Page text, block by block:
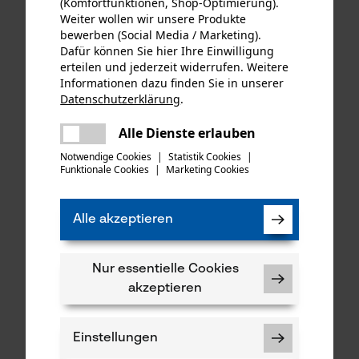
Dolezych Schlaufenband
DoColor 5.000 kg PES
Baumschoner
45,90 €*
Schäkel
Bolzendurchmesser 16 mm
7,50 €*
Weiter wollen wir unsere Produkte
bewerben (Social Media / Marketing).
Dafür können Sie hier Ihre Einwilligung
erteilen und jederzeit widerrufen. Weitere
Informationen dazu finden Sie in unserer
Datenschutzerklärung.
Alle Dienste erlauben
Notwendige Cookies | Statistik Cookies |
Funktionale Cookies | Marketing Cookies
Alle akzeptieren
Nur essentielle Cookies
akzeptieren
Einstellungen
Es ist ein Fehler aufgetreten. Bitte
versuchen Sie es erneut.
mail